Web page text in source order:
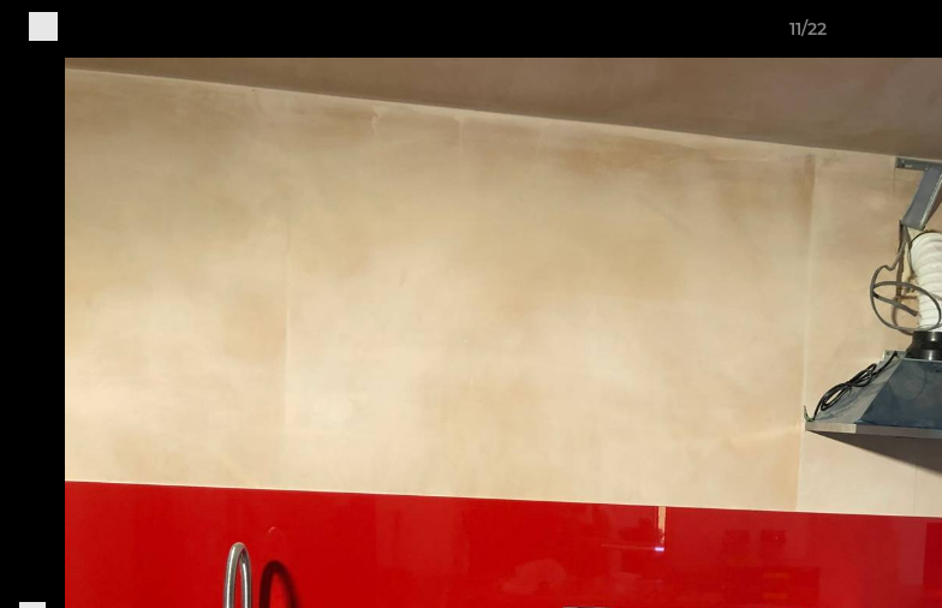
11/22